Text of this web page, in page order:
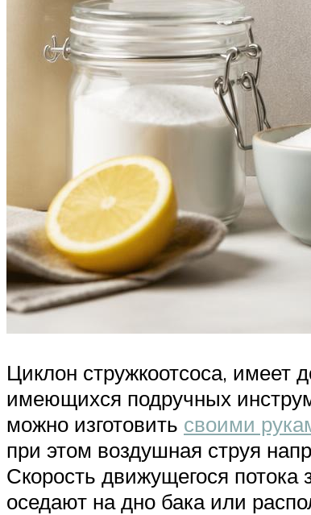
Циклон стружкоотсоса, имеет
имеющихся подручных
можно изготовить своими
при этом воздушная струя
Скорость движущегося потока
оседают на дно бака или